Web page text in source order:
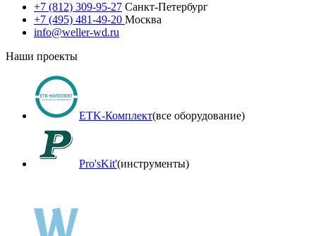
+7 (812) 309-95-27 Санкт-Петербург
+7 (495) 481-49-20 Москва
info@weller-wd.ru
Наши проекты
ETK-Комплект(все оборудование)
Pro'sKit'(инструменты)